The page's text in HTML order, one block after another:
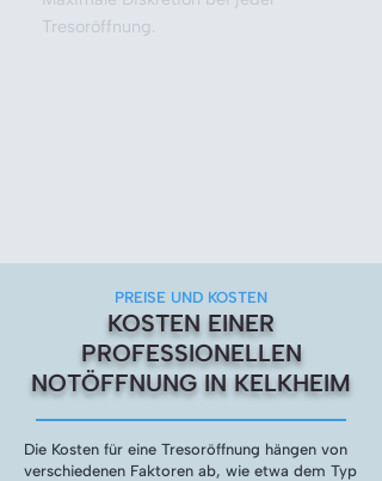
Tresoröffnung.
PREISE UND KOSTEN
KOSTEN EINER
PROFESSIONELLEN
NOTÖFFNUNG IN KELKHEIM
Die Kosten für eine Tresoröffnung hängen von
verschiedenen Faktoren ab, wie etwa dem Typ